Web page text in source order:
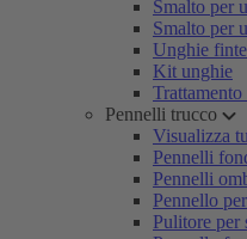
Smalto per
Smalto per
Unghie
Kit unghie
Pennelli trucco
Visualizza
Pennelli
Pennelli
Pennello
Pulitore per